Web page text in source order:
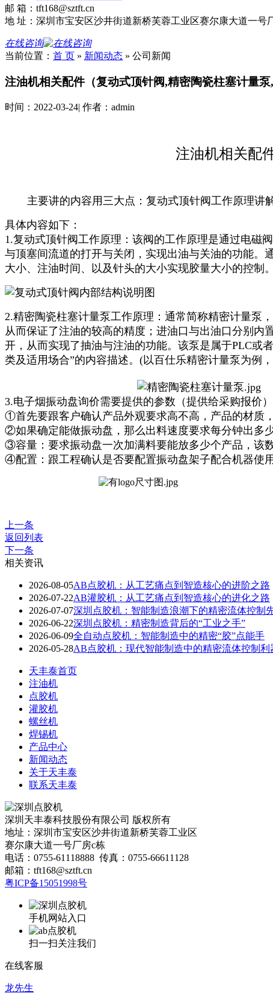
邮 箱：tft168@sztft.cn
地 址：深圳市宝安区沙井街道新桥芙蓉工业区赛尔康大道一号
在线咨询
当前位置： 首 页 » 新闻动态 » 公司新闻
注油机相关配件（复动式顶针阀,精密陶瓷柱塞计量
时间： 2022-03-24| 作者： admin
注油机相关配
主要讲的内容用三大点：复动式顶针阀工作原理讲
具体内容如下：
1.复动式顶针阀工作原理：该阀的工作原理是通过电磁
与顶塞间流道的打开与关闭，实现出油与关油的功能。
大小、注油时间、以及针头的大小实现胶量大小的控制
2.精密陶瓷柱塞计量泵工作原理：通常简称精密计量泵
从而保证了注油的较高的精度；进油口与出油口分别
开，从而实现了抽油与注油的功能。该泵是属于PLC或
类及适用场合”的内容描述。(以百仕乐精密计量泵为例
3.电子烟振动盘询价需要提供的参数（提供给采购报价）
①首先要跟客户确认产品外观要求高不高，产品的材质
②如果确定能做振动盘，那么出料速度要求每分钟出多
③容量：要求振动盘一次加满料要能放多少个产品，该
④配置：跟工程确认是否要配置振
上一条
返回列表
下一条
相关资讯
2026-08-05AB点胶机：从工艺痛点到智造核心的进阶之路
2026-07-22AB灌胶机：从工艺痛点到智造核心的进化之路
2026-07-07深圳点胶机：智能制造浪潮下的精密流体控制
2026-06-22深圳点胶机：精密制造背后的“工业之手”
2026-06-09全自动点胶机：智能制造中的精密“胶”点能手
2026-05-28AB点胶机：现代智能制造中的精密流体控制利
天丰泰首页
注油机
点胶机
灌胶机
螺丝机
焊锡机
产品中心
新闻动态
关于天丰泰
联系天丰泰
深圳天丰泰科技股份有限公司 版权所有
地址：深圳市宝安区沙井街道新桥芙蓉工业区
赛尔康大道一号厂房c栋
电话：0755-61118888 传真：0755-66611128
邮箱：tft168@sztft.cn
粤ICP备15051998号
手机网站入口
扫一扫关注我们
在线客服
龙先生